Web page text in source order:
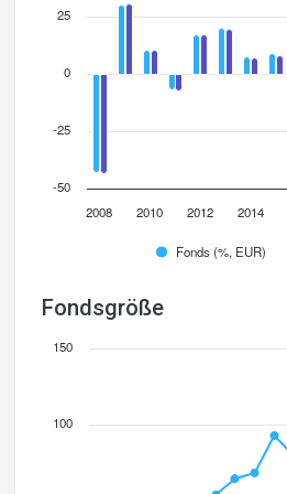
Fonds (%, EUR)
2008 2010 2012 2014
-50
-25
0
25
Fondsgröße
100
150